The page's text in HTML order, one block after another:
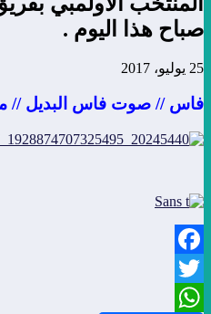
صباح هذا اليوم .
25 يوليو، 2017
فاس // صوت فاس البديل //
Facebook
Twitter